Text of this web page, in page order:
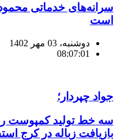
سرانه‌های خدماتی
است
دوشنبه، 03 مهر 1402
08:07:01
جواد چپردار؛
سه خط تولید کمپوست
بازیافت زباله در کرج